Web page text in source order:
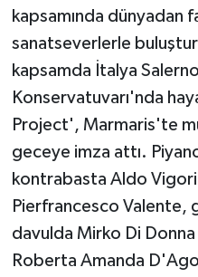
kapsamında dünyadan
sanatseverlerle
kapsamda İtalya
Konservatuvarı'nda
Project', Marmaris'te
geceye imza attı.
kontrabasta Aldo
Pierfrancesco Valente,
davulda Mirko Di
Roberta Amanda